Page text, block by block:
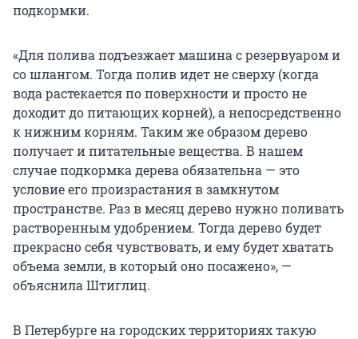
подкормки.
«Для полива подъезжает машина с резервуаром и
со шлангом. Тогда полив идет не сверху (когда
вода растекается по поверхности и просто не
доходит до питающих корней), а непосредственно
к нижним корням. Таким же образом дерево
получает и питательные вещества. В нашем
случае подкормка дерева обязательна — это
условие его произрастания в замкнутом
пространстве. Раз в месяц дерево нужно поливать
растворенным удобрением. Тогда дерево будет
прекрасно себя чувствовать, и ему будет хватать
объема земли, в который оно посажено», —
объяснила Штиглиц.
В Петербурге на городских территориях такую